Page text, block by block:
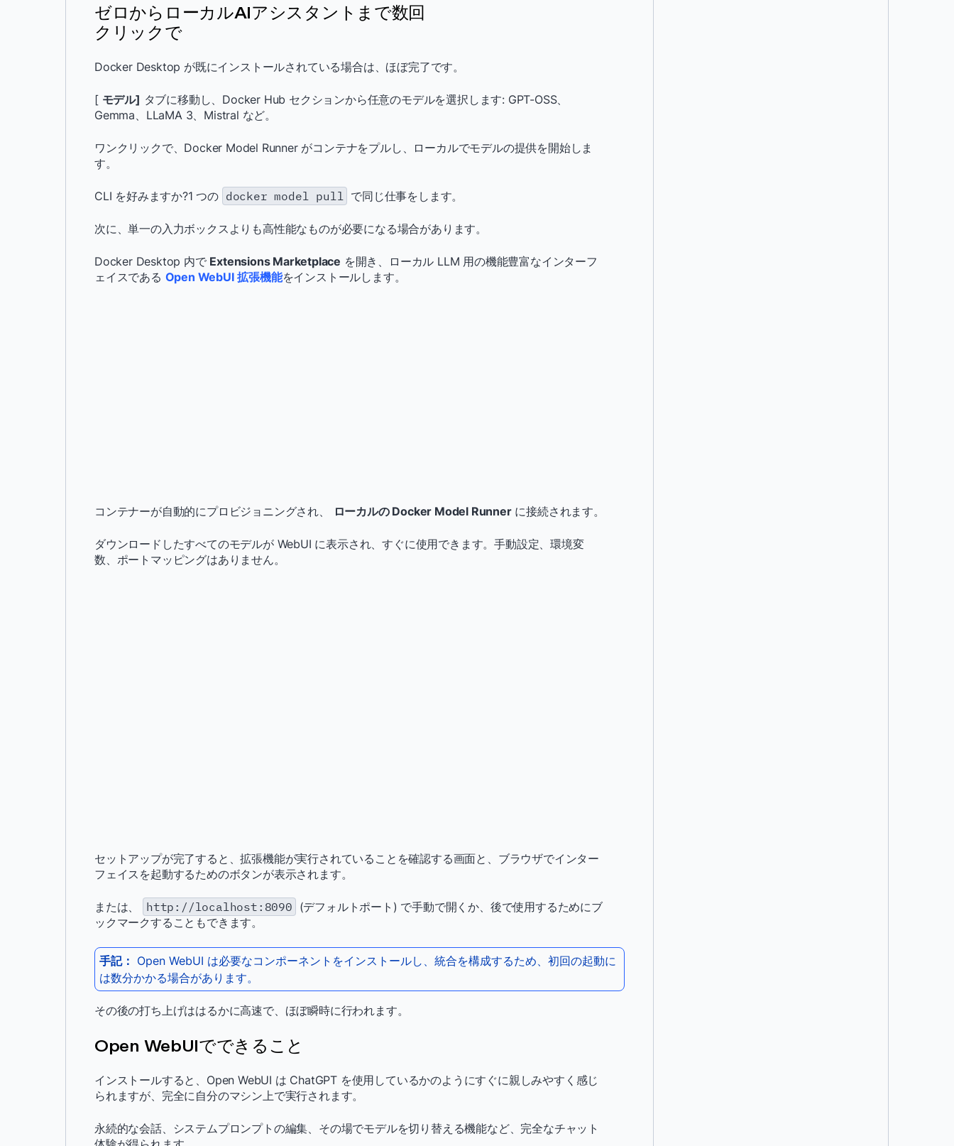
ゼロからローカルAIアシスタントまで数回
クリックで
Docker Desktop が既にインストールされている場合は、ほぼ完了です。
[ モデル] タブに移動し、Docker Hub セクションから任意のモデルを選択します: GPT-OSS、
Gemma、LLaMA 3、Mistral など。
ワンクリックで、Docker Model Runner がコンテナをプルし、ローカルでモデルの提供を開始しま
す。
CLI を好みますか?1 つの docker model pull で同じ仕事をします。
次に、単一の入力ボックスよりも高性能なものが必要になる場合があります。
Docker Desktop 内で Extensions Marketplace を開き、ローカル LLM 用の機能豊富なインターフ
ェイスである Open WebUI 拡張機能をインストールします。
コンテナーが自動的にプロビジョニングされ、 ローカルの Docker Model Runnerに接続されます。
ダウンロードしたすべてのモデルが WebUI に表示され、すぐに使用できます。手動設定、環境変
数、ポートマッピングはありません。
セットアップが完了すると、拡張機能が実行されていることを確認する画面と、ブラウザでインター
フェイスを起動するためのボタンが表示されます。
または、 http://localhost:8090 (デフォルトポート) で手動で開くか、後で使用するためにブ
ックマークすることもできます。
手記： Open WebUI は必要なコンポーネントをインストールし、統合を構成するため、初回の起動に
は数分かかる場合があります。
その後の打ち上げははるかに高速で、ほぼ瞬時に行われます。
Open WebUIでできること
インストールすると、Open WebUI は ChatGPT を使用しているかのようにすぐに親しみやすく感じ
られますが、完全に自分のマシン上で実行されます。
永続的な会話、システムプロンプトの編集、その場でモデルを切り替える機能など、完全なチャット